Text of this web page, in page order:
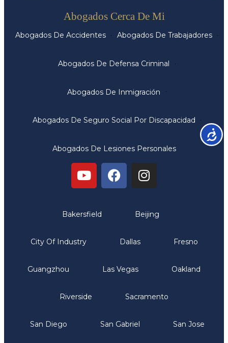
Abogados Cerca De Mi
Abogados De Accidentes Abogados De Trabajadores
Abogados De Defensa Criminal
Abogados De Inmigración
Abogados De Seguro Social Por Discapacidad
Abogados De Lesiones Personales
Bakersfield Beijing
City Of Industry Dallas Fresno
Guangzhou Las Vegas Oakland
Riverside Sacramento
San Diego San Gabriel San Jose